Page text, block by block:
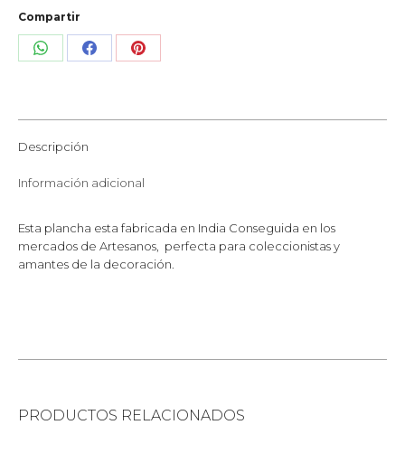
Compartir
Share Share Share
Descripción
Información adicional
Esta plancha esta fabricada en India Conseguida en los
mercados de Artesanos, perfecta para coleccionistas y
amantes de la decoración.
PRODUCTOS RELACIONADOS